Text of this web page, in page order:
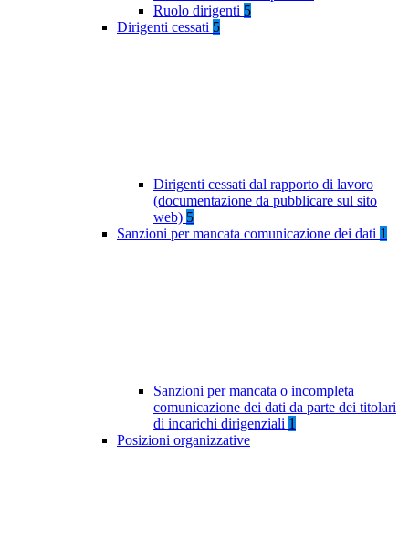
Ruolo dirigenti 5
Dirigenti cessati 5
Dirigenti cessati dal rapporto di lavoro
(documentazione da pubblicare sul sito
web) 5
Sanzioni per mancata comunicazione dei dati 1
Sanzioni per mancata o incompleta
comunicazione dei dati da parte dei titolari
di incarichi dirigenziali 1
Posizioni organizzative